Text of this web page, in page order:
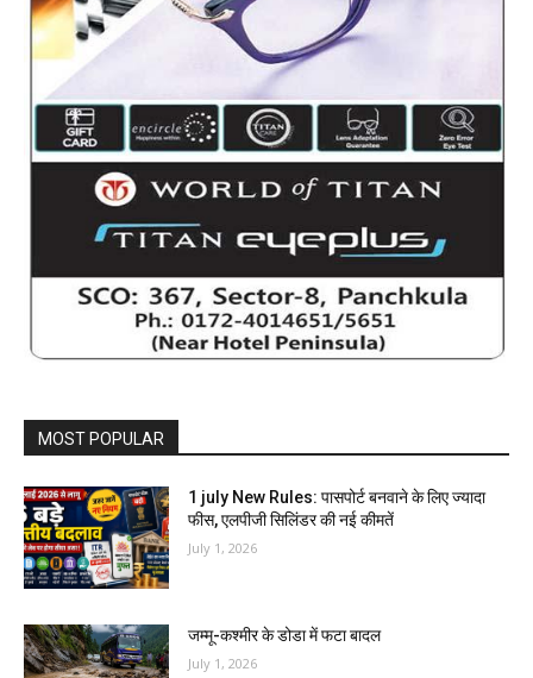
MOST POPULAR
1 july New Rules: पासपोर्ट बनवाने के लिए ज्यादा
फीस, एलपीजी सिलिंडर की नई कीमतें
July 1, 2026
जम्मू-कश्मीर के डोडा में फटा बादल
July 1, 2026